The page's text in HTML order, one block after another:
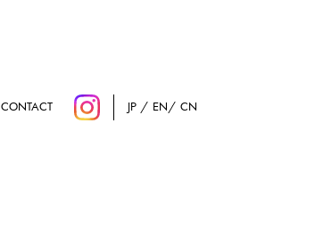
CONTACT JP EN CN